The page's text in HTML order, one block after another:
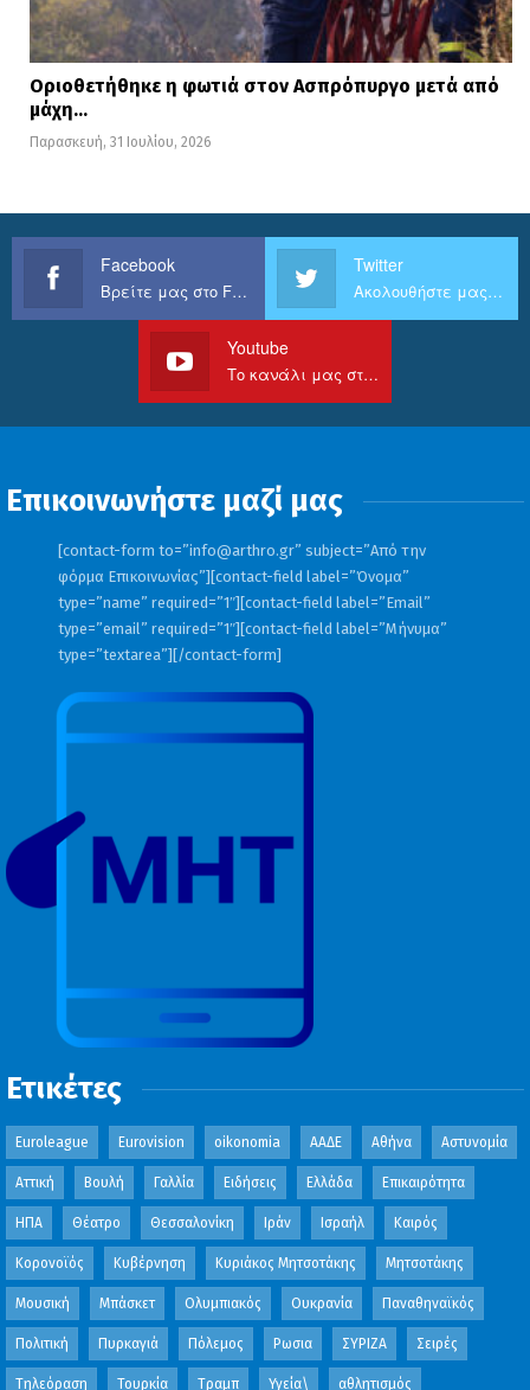
Οριοθετήθηκε η φωτιά στον Ασπρόπυργο μετά από
μάχη…
Παρασκευή, 31 Ιουλίου, 2026
Facebook
Βρείτε μας στο Facebook
Twitter
Ακολουθήστε μας στο Twitter
Youtube
Το κανάλι μας στο Youtube
Επικοινωνήστε μαζί μας
[contact-form to=”info@arthro.gr” subject=”Από την
φόρμα Επικοινωνίας”][contact-field label=”Όνομα”
type=”name” required=”1″][contact-field label=”Email”
type=”email” required=”1″][contact-field label=”Μήνυμα”
type=”textarea”][/contact-form]
Ετικέτες
Euroleague Eurovision oikonomia ΑΑΔΕ Αθήνα Αστυνομία
Αττική Βουλή Γαλλία Ειδήσεις Ελλάδα Επικαιρότητα
ΗΠΑ Θέατρο Θεσσαλονίκη Ιράν Ισραήλ Καιρός
Κορονοϊός Κυβέρνηση Κυριάκος Μητσοτάκης Μητσοτάκης
Μουσική Μπάσκετ Ολυμπιακός Ουκρανία Παναθηναϊκός
Πολιτική Πυρκαγιά Πόλεμος Ρωσια ΣΥΡΙΖΑ Σειρές
Τηλεόραση Τουρκία Τραμπ Υγεία\ αθλητισμός